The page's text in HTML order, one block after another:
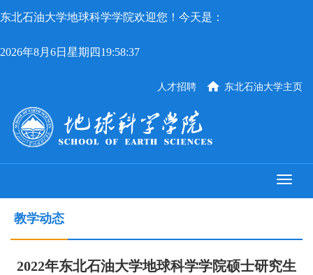
东北石油大学地球科学学院欢迎您！今天是：
2026年8月6日星期四19:58:37
东北石油大学主页
人才招聘
教学动态
2022年东北石油大学地球科学学院硕士研究生